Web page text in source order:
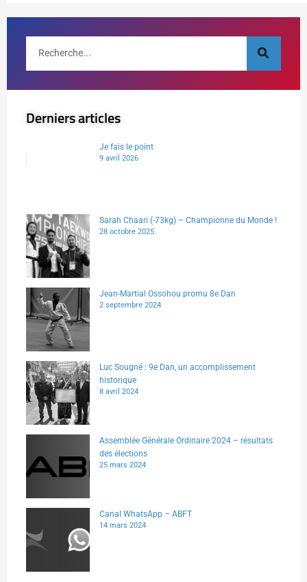
Derniers articles
Je fais le point
9 avril 2026
Sarah Chaari (-73kg) – Championne du Monde !
28 octobre 2025
Jean-Martial Ossohou promu 8e Dan
2 septembre 2024
Luc Sougné : 9e Dan, un accomplissement
historique
8 avril 2024
Assemblée Générale Ordinaire 2024 – résultats
des élections
25 mars 2024
Canal WhatsApp – ABFT
14 mars 2024